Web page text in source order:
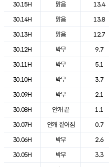
30.15H
맑음 13.4
30.14H
맑음 13.8
30.13H
맑음 12.7
30.12H
박무 9.7
30.11H
박무 5.1
30.10H
박무 3.7
30.09H
박무 2.1
30.08H
안개 끝 1.1
30.07H
안개 짙어짐 0.7
30.06H
박무 2.6
30.05H
박무 3.3